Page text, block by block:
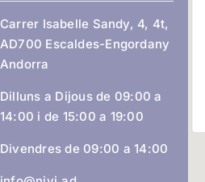
Carrer Isabelle Sandy, 4, 4t,
AD700 Escaldes-Engordany
Andorra
Dilluns a Dijous de 09:00 a
14:00 i de 15:00 a 19:00
Divendres de 09:00 a 14:00